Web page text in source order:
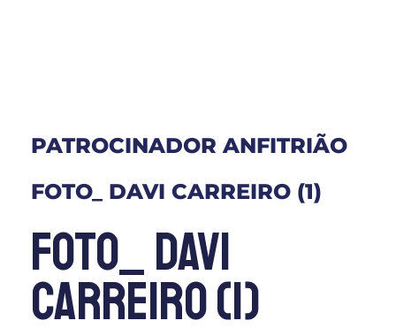
PATROCINADOR ANFITRIÃO
FOTO_ DAVI CARREIRO (1)
Foto_ Davi
Carreiro (1)